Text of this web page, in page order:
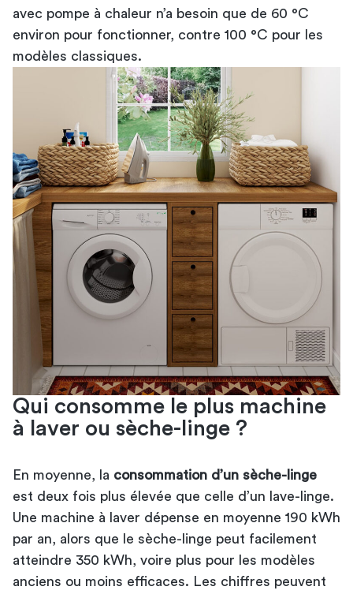
avec pompe à chaleur n’a besoin que de 60 °C
environ pour fonctionner, contre 100 °C pour les
modèles classiques.
Qui consomme le plus machine
à laver ou sèche-linge ?
En moyenne, la consommation d’un sèche-linge
est deux fois plus élevée que celle d’un lave-linge.
Une machine à laver dépense en moyenne 190 kWh
par an, alors que le sèche-linge peut facilement
atteindre 350 kWh, voire plus pour les modèles
anciens ou moins efficaces. Les chiffres peuvent